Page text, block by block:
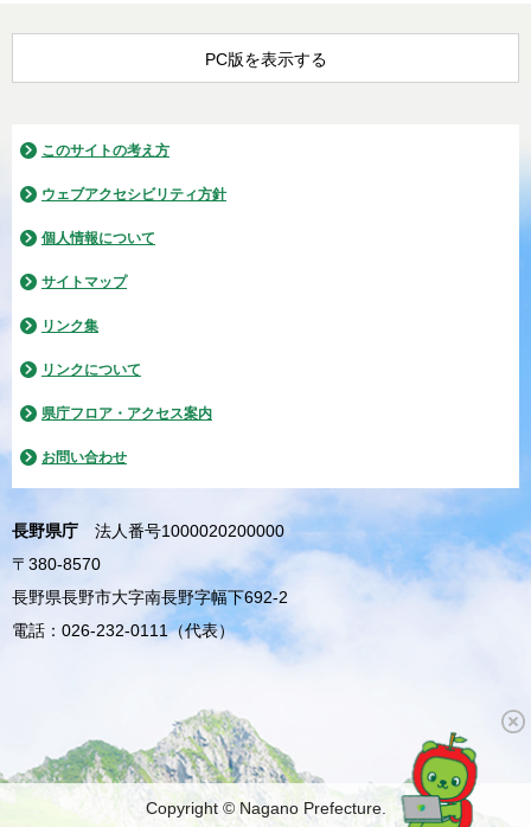
PC版を表示する
このサイトの考え方
ウェブアクセシビリティ方針
個人情報について
サイトマップ
リンク集
リンクについて
県庁フロア・アクセス案内
お問い合わせ
長野県庁
法人番号1000020200000
〒380-8570
長野県長野市大字南長野字幅下692-2
電話：026-232-0111（代表）
Copyright © Nagano Prefecture.